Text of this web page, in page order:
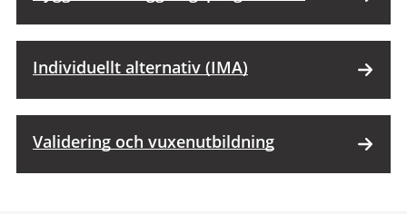
Individuellt alternativ (IMA)
Validering och vuxenutbildning